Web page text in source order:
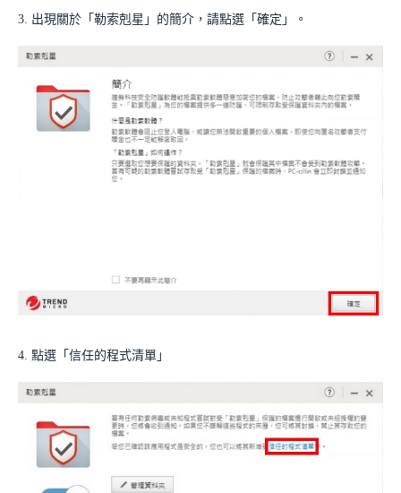
3. 出現關於「勒索剋星」的簡介，請點選「確定」。
4. 點選「信任的程式清單」